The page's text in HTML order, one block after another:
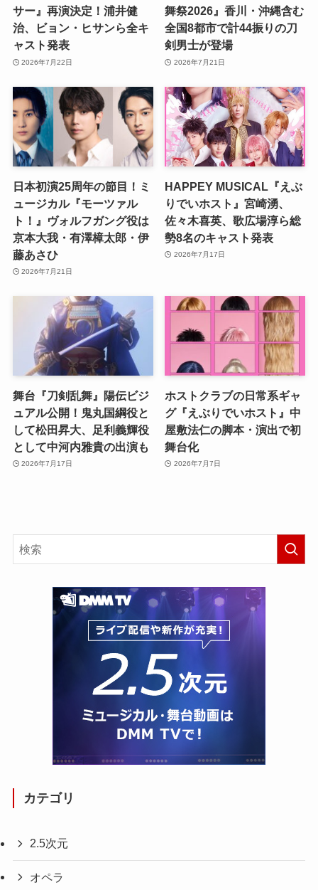
サー』再演決定！浦井健
治、ビョン・ヒサンら全キ
ャスト発表
2026年7月22日
舞祭2026』香川・沖縄含む
全国8都市で計44振りの刀
剣男士が登場
2026年7月21日
日本初演25周年の節目！ミ
ュージカル『モーツァル
ト！』ヴォルフガング役は
京本大我・有澤樟太郎・伊
藤あさひ
2026年7月21日
HAPPEY MUSICAL『えぶ
りでいホスト』宮崎湧、
佐々木喜英、歌広場淳ら総
勢8名のキャスト発表
2026年7月17日
舞台『刀剣乱舞』陽伝ビジ
ュアル公開！鬼丸国綱役と
して松田昇大、足利義輝役
として中河内雅貴の出演も
2026年7月17日
ホストクラブの日常系ギャ
グ『えぶりでいホスト』中
屋敷法仁の脚本・演出で初
舞台化
2026年7月7日
カテゴリ
2.5次元
オペラ